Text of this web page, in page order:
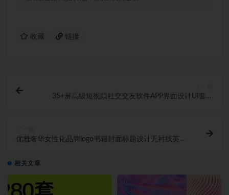
收藏 链接
35+屏高级短视频社交交友软件APP界面设计UI套件
优雅奢华女性化品牌logo书籍封面标题设计无衬线英文
相关文章